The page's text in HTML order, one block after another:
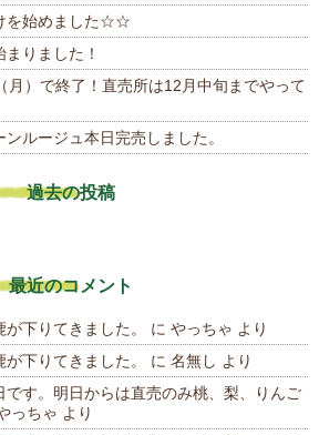
を始めました☆☆
りました！
月）で終了！直売所は12月中旬までやって
ルージュ本日完売しました。
過去の投稿
最近のコメント
下りてきました。 に やっちゃ より
下りてきました。
に 名無し より
です。明日からは直売のみ桃、梨、りんご
っちゃ より